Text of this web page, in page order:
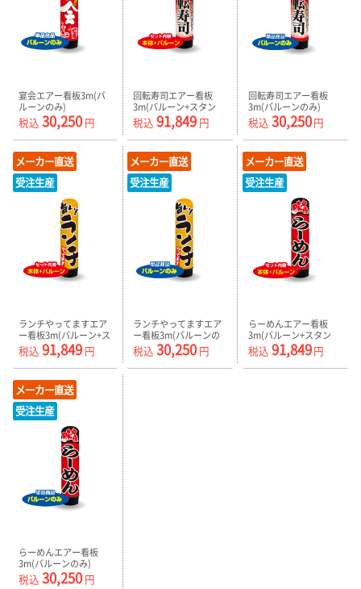
宴会エアー看板3m(バ
ルーンのみ)
AR090148IN_C
税込 30,250 円
回転寿司エアー看板
3m(バルーン+スタン
ド) AR090149IN
税込 91,849 円
回転寿司エアー看板
3m(バルーンのみ)
AR090149IN_C
税込 30,250円
メーカー直送
受注生産
ランチやってますエア
ー看板3m(バルーン+ス
タンド) AR090150IN
税込 91,849 円
メーカー直送
受注生産
ランチやってますエア
ー看板3m(バルーンの
み) AR090150IN_C
税込 30,250円
メーカー直送
受注生産
らーめんエアー看板
3m(バルーン+スタン
ド) AR090151IN
税込 91,849円
メーカー直送
受注生産
らーめんエアー看板
3m(バルーンのみ)
AR090151IN_C
税込 30,250 円